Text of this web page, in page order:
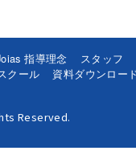
指導理念
スタッフ
クール
資料ダウンロー
Reserved.